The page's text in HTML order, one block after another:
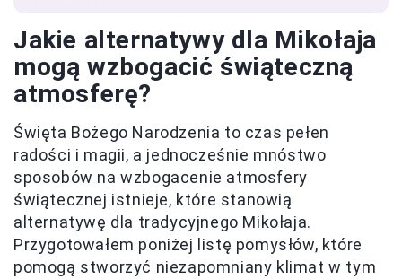
Jakie alternatywy dla Mikołaja
mogą wzbogacić świąteczną
atmosferę?
Święta Bożego Narodzenia to czas pełen
radości i magii, a jednocześnie mnóstwo
sposobów na wzbogacenie atmosfery
świątecznej istnieje, które stanowią
alternatywę dla tradycyjnego Mikołaja.
Przygotowałem poniżej listę pomysłów, które
pomogą stworzyć niezapomniany klimat w tym